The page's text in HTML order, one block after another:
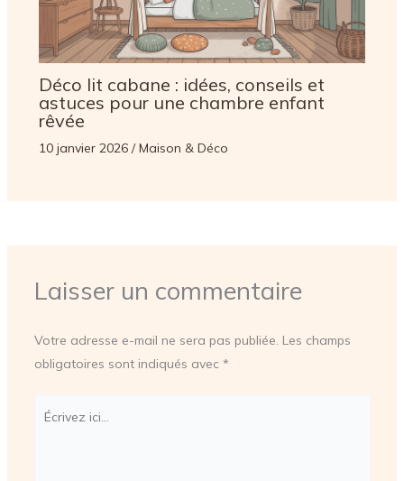
Déco lit cabane : idées, conseils et
astuces pour une chambre enfant
rêvée
10 janvier 2026 /Maison & Déco
Laisser un commentaire
Votre adresse e-mail ne sera pas publiée. Les champs
obligatoires sont indiqués avec *